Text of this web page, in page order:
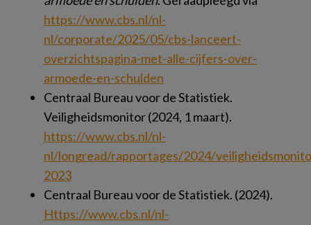
https://www.cbs.nl/nl-
nl/corporate/2025/05/cbs-lanceert-
overzichtspagina-met-alle-cijfers-over-
armoede-en-schulden
Centraal Bureau voor de Statistiek.
Veiligheidsmonitor (2024, 1 maart).
https://www.cbs.nl/nl-
nl/longread/rapportages/2024/
2023
Centraal Bureau voor de Statistiek. (2024).
Https://www.cbs.nl/nl-